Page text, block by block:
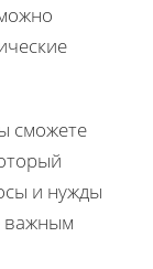
сможете
и нужды
важным